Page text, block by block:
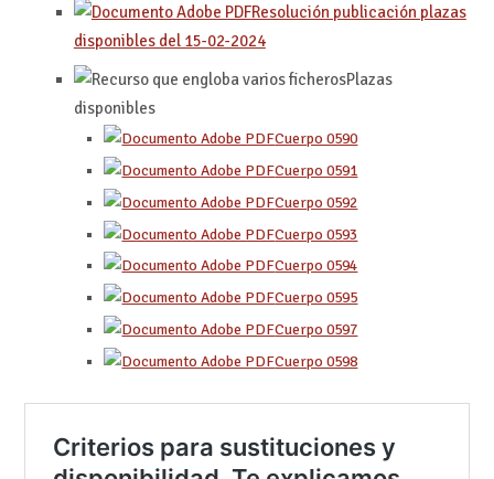
Resolución publicación plazas
disponibles del 15-02-2024
Plazas
disponibles
Cuerpo 0590
Cuerpo 0591
Cuerpo 0592
Cuerpo 0593
Cuerpo 0594
Cuerpo 0595
Cuerpo 0597
Cuerpo 0598